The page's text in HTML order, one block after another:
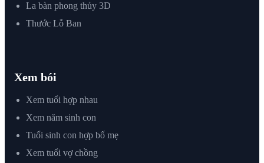
La bàn phong thủy 3D
Thước Lỗ Ban
Xem bói
Xem tuổi hợp nhau
Xem năm sinh con
Tuổi sinh con hợp bố mẹ
Xem tuổi vợ chồng